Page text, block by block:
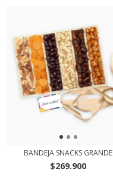
BANDEJA SNACKS GRANDE
$269.900